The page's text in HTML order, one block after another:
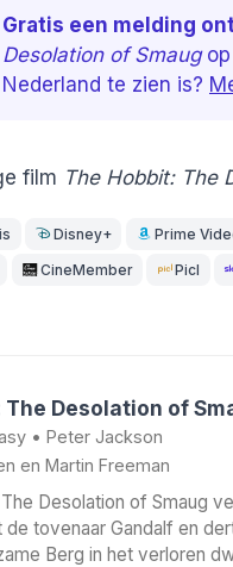
Gratis een melding
Desolation of Smaugop
Nederland te zien is?
film The Hobbit: The
Disney+ Prime
CineMember Picl
Desolation of
• Peter Jackson
en Martin Freeman
Desolation of Smaug
de tovenaar Gandalf en
Berg in het verloren